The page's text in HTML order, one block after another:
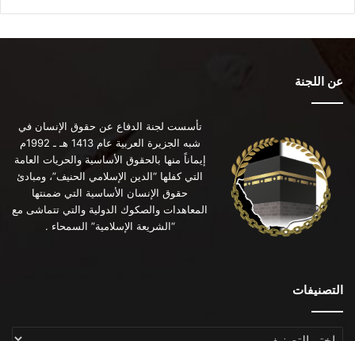
عن اللجنة
تأسست لجنة الدفاع عن حقوق الإنسان في
شبه الجزيرة العربية عام 1413 هـ ـ 1992م
إيماناً منها بالحقوق الأساسية والحريات العامة
التي كفلها “الدين الإسلامي الحنيف”، ومبادئ
حقوق الإنسان الأساسية التي ضمنتها
المعاهدات والصكوك الدولية والتي تتماشى مع
“الشريعة الإسلامية” السمحاء .
التصنيفات
التصنيفات